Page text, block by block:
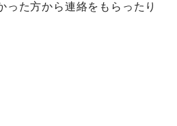
った方から連絡をもらったり